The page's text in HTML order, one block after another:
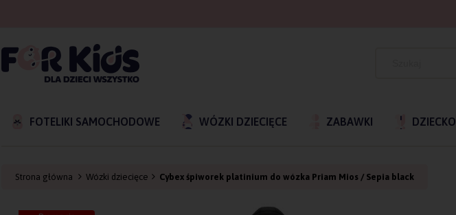
FOTELIKI SAMOCHODOWE WÓZKI DZIECIĘCE ZABAWKI DZIECKO
Strona główna Wózki dziecięce Cybex śpiworek platinium do wózka Priam Mios / Sepia black